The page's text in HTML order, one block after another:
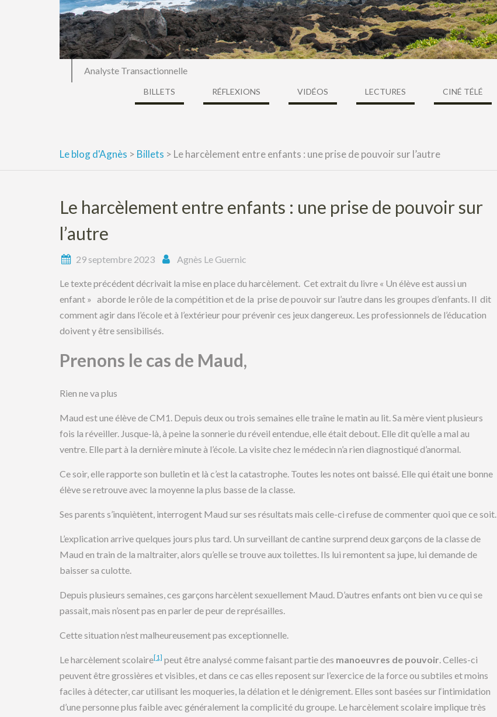
Analyste Transactionnelle
BILLETS RÉFLEXIONS VIDÉOS LECTURES CINÉ TÉLÉ
Le blog d'Agnès > Billets > Le harcèlement entre enfants : une prise de pouvoir sur l’autre
Le harcèlement entre enfants : une prise de pouvoir sur
l’autre
29 septembre 2023 Agnès Le Guernic
Le texte précédent décrivait la mise en place du harcèlement. Cet extrait du livre « Un élève est aussi un
enfant » aborde le rôle de la compétition et de la prise de pouvoir sur l’autre dans les groupes d’enfants. Il dit
comment agir dans l’école et à l’extérieur pour prévenir ces jeux dangereux. Les professionnels de l’éducation
doivent y être sensibilisés.
Prenons le cas de Maud,
Rien ne va plus
Maud est une élève de CM1. Depuis deux ou trois semaines elle traîne le matin au lit. Sa mère vient plusieurs
fois la réveiller. Jusque-là, à peine la sonnerie du réveil entendue, elle était debout. Elle dit qu’elle a mal au
ventre. Elle part à la dernière minute à l’école. La visite chez le médecin n’a rien diagnostiqué d’anormal.
Ce soir, elle rapporte son bulletin et là c’est la catastrophe. Toutes les notes ont baissé. Elle qui était une bonne
élève se retrouve avec la moyenne la plus basse de la classe.
Ses parents s’inquiètent, interrogent Maud sur ses résultats mais celle-ci refuse de commenter quoi que ce soit.
L’explication arrive quelques jours plus tard. Un surveillant de cantine surprend deux garçons de la classe de
Maud en train de la maltraiter, alors qu’elle se trouve aux toilettes. Ils lui remontent sa jupe, lui demande de
baisser sa culotte.
Depuis plusieurs semaines, ces garçons harcèlent sexuellement Maud. D’autres enfants ont bien vu ce qui se
passait, mais n’osent pas en parler de peur de représailles.
Cette situation n’est malheureusement pas exceptionnelle.
Le harcèlement scolaire[1] peut être analysé comme faisant partie des manoeuvres de pouvoir. Celles-ci
peuvent être grossières et visibles, et dans ce cas elles reposent sur l’exercice de la force ou subtiles et moins
faciles à détecter, car utilisant les moqueries, la délation et le dénigrement. Elles sont basées sur l‘intimidation
d’une personne plus faible avec généralement la complicité du groupe. Le harcèlement scolaire implique très